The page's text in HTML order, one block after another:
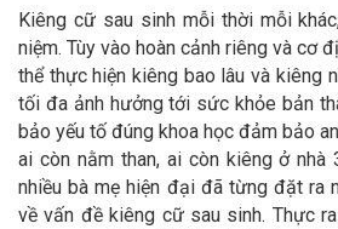
Kiêng cữ sau sinh mỗi thời mỗi
niệm. Tùy vào hoàn cảnh riêng và cơ
thể thực hiện kiêng bao lâu và kiêng
tối đa ảnh hưởng tới sức khỏe bản
bảo yếu tố đúng khoa học đảm bảo
ai còn nằm than, ai còn kiêng ở nhà
nhiều bà mẹ hiện đại đã từng đặt ra
về vấn đề kiêng cữ sau sinh. Thực